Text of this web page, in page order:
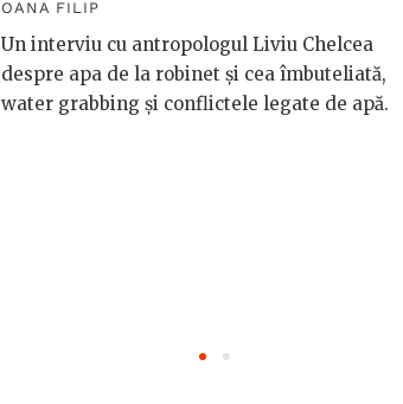
OANA FILIP
Un interviu cu antropologul Liviu Chelcea
despre apa de la robinet și cea îmbuteliată,
water grabbing și conflictele legate de apă.